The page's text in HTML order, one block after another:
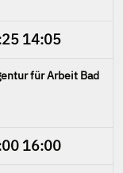
14:05
für Arbeit Bad
16:00